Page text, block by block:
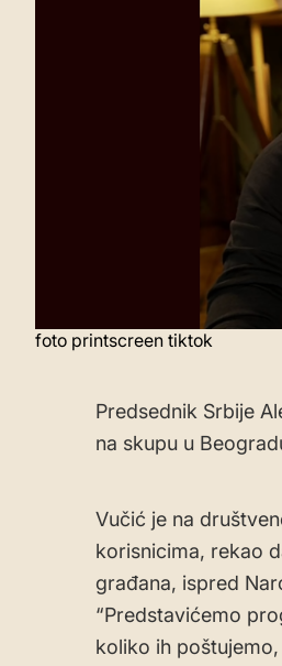
foto printscreen tiktok
Predsednik Srbije
na skupu u
Vučić je na
korisnicima, rekao
građana, ispred
“Predstavićemo
koliko ih